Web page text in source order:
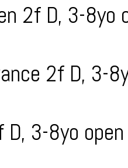
2f D, 3-
2f D, 3-
D, 3-8yo